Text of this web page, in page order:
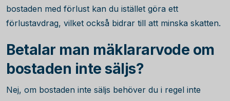
bostaden med förlust kan du istället göra ett
förlustavdrag, vilket också bidrar till att minska skatten.
Betalar man mäklararvode om
bostaden inte säljs?
Nej, om bostaden inte säljs behöver du i regel inte